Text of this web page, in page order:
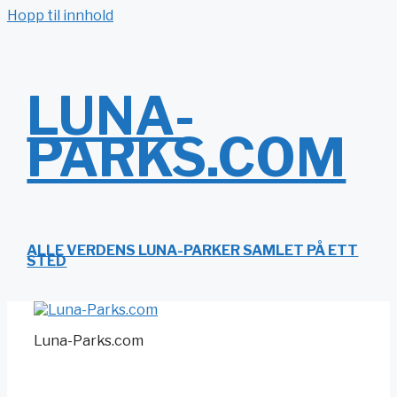
Hopp til innhold
LUNA-
PARKS.COM
ALLE VERDENS LUNA-PARKER SAMLET PÅ ETT
STED
Luna-Parks.com